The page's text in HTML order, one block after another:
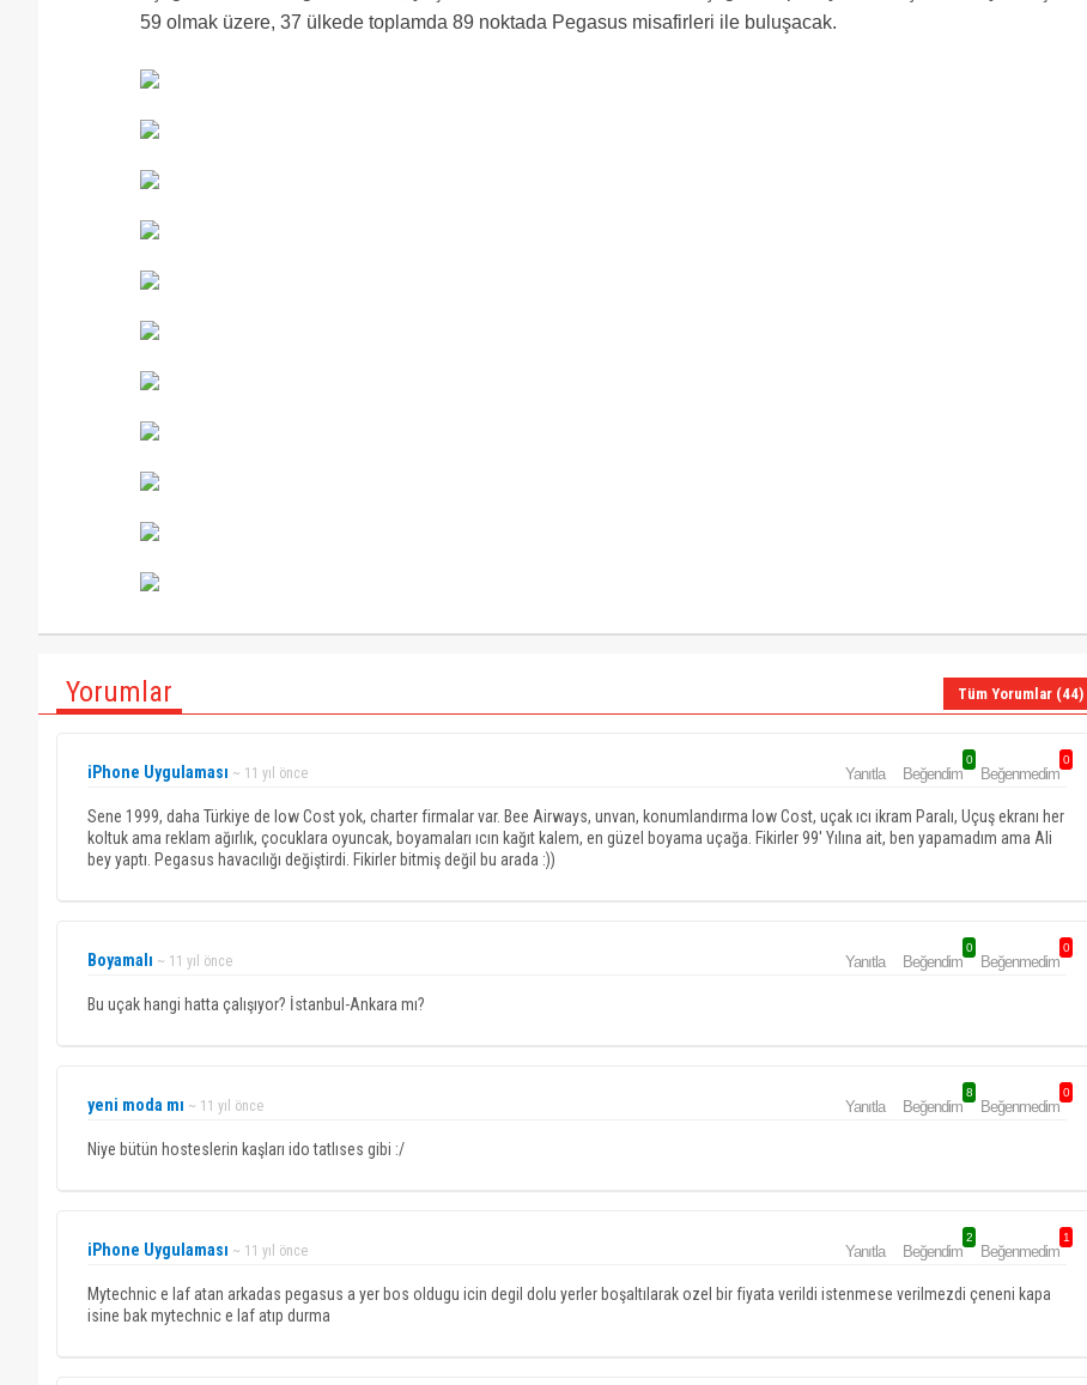
59 olmak üzere, 37 ülkede toplamda 89 noktada Pegasus misafirleri ile buluşacak.
Yorumlar Tüm Yorumlar (44)
iPhone Uygulaması ~ 11 yıl önce Yanıtla Beğendim
0
Beğenmedim
0
Sene 1999, daha Türkiye de low Cost yok, charter firmalar var. Bee Airways, unvan, konumlandırma low Cost, uçak ıcı ikram Paralı, Uçuş ekranı her
koltuk ama reklam ağırlık, çocuklara oyuncak, boyamaları ıcın kağıt kalem, en güzel boyama uçağa. Fikirler 99' Yılına ait, ben yapamadım ama Ali
bey yaptı. Pegasus havacılığı değiştirdi. Fikirler bitmiş değil bu arada :))
Boyamalı ~ 11 yıl önce Yanıtla Beğendim
0
Beğenmedim
0
Bu uçak hangi hatta çalışıyor? İstanbul-Ankara mı?
yeni moda mı ~ 11 yıl önce Yanıtla Beğendim
8
Beğenmedim
0
Niye bütün hosteslerin kaşları ido tatlıses gibi :/
iPhone Uygulaması ~ 11 yıl önce Yanıtla Beğendim
2
Beğenmedim
1
Mytechnic e laf atan arkadas pegasus a yer bos oldugu icin degil dolu yerler boşaltılarak ozel bir fiyata verildi istenmese verilmezdi çeneni kapa
isine bak mytechnic e laf atıp durma